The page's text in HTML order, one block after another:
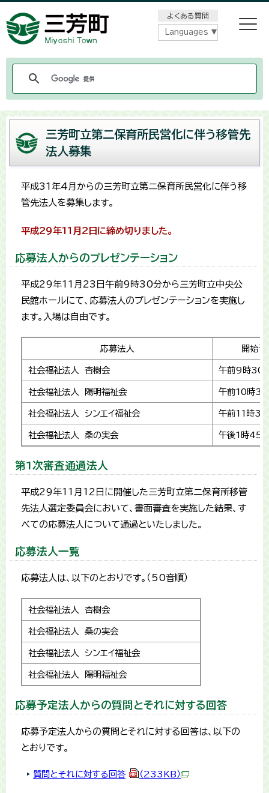
よくある質問
Languages
三芳町立第二保育所民営化に伴う移管先
法人募集
平成31年4月からの三芳町立第二保育所民営化に伴う移
管先法人を募集します。
平成29年11月2日に締め切りました。
応募法人からのプレゼンテーション
平成29年11月23日午前9時30分から三芳町立中央公
民館ホールにて、応募法人のプレゼンテーションを実施し
ます。入場は自由です。
応募法人 開始予
社会福祉法人 杏樹会 午前9時30
社会福祉法人 陽明福祉会 午前10時30
社会福祉法人 シンエイ福祉会 午前11時30
社会福祉法人 桑の実会 午後1時45
第1次審査通過法人
平成29年11月12日に開催した三芳町立第二保育所移管
先法人選定委員会において、書面審査を実施した結果、す
べての応募法人について通過といたしました。
応募法人一覧
応募法人は、以下のとおりです。（50音順）
社会福祉法人 杏樹会
社会福祉法人 桑の実会
社会福祉法人 シンエイ福祉会
社会福祉法人 陽明福祉会
応募予定法人からの質問とそれに対する回答
応募予定法人からの質問とそれに対する回答は、以下の
とおりです。
質問とそれに対する回答 （233KB）